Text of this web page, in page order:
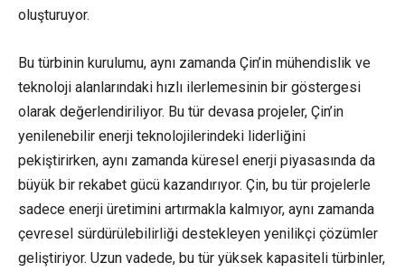
oluşturuyor.
Bu türbinin kurulumu, aynı zamanda Çin’in mühendislik ve
teknoloji alanlarındaki hızlı ilerlemesinin bir göstergesi
olarak değerlendiriliyor. Bu tür devasa projeler, Çin’in
yenilenebilir enerji teknolojilerindeki liderliğini
pekiştirirken, aynı zamanda küresel enerji piyasasında da
büyük bir rekabet gücü kazandırıyor. Çin, bu tür projelerle
sadece enerji üretimini artırmakla kalmıyor, aynı zamanda
çevresel sürdürülebilirliği destekleyen yenilikçi çözümler
geliştiriyor. Uzun vadede, bu tür yüksek kapasiteli türbinler,